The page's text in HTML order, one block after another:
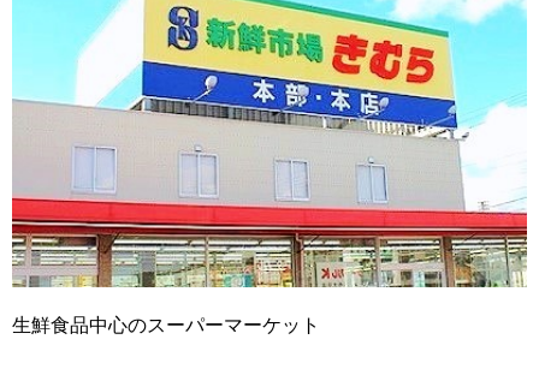
検索
閉じる
生鮮食品中心のスーパーマーケット